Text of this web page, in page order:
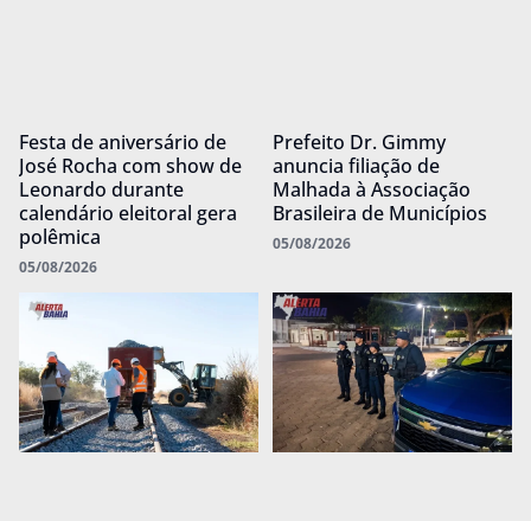
Festa de aniversário de
José Rocha com show de
Leonardo durante
calendário eleitoral gera
polêmica
05/08/2026
Prefeito Dr. Gimmy
anuncia filiação de
Malhada à Associação
Brasileira de Municípios
05/08/2026